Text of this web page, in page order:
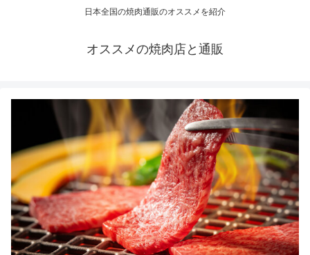
日本全国の焼肉通販のオススメを紹介
オススメの焼肉店と通販